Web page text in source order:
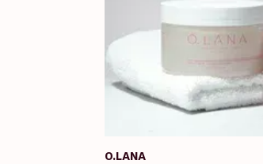
O.LANA